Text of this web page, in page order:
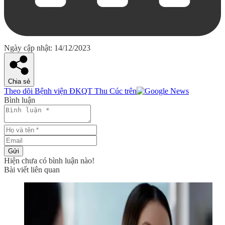
Ngày cập nhật: 14/12/2023
Chia sẻ
Theo dõi Bệnh viện ĐKQT Thu Cúc trên
Bình luận
Gửi
Hiện chưa có bình luận nào!
Bài viết liên quan